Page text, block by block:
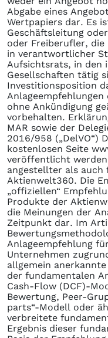
Abgabe eines
Wertpapiers dar. Es
Geschäftsleitung
oder Freiberufler,
in verantwortlicher
Aufsichtsrats, in den
Gesellschaften tätig
Investitionsposition
ohne Ankündigung
vorbehalten.
MAR sowie der
2016/958 („DelVO“)
kostenlosen Seite
veröffentlicht
angestellter als auch
Aktienwelt360. Die
„offiziellen“
Produkte der
die Meinungen der
Zeitpunkt dar. Im
Anlageempfehlung
Unternehmen
allgemein
der fundamentalen
Cash-Flow (DCF)-
Bewertung, Peer-
parts“-Modell oder
verbreitete
Ergebnis dieser